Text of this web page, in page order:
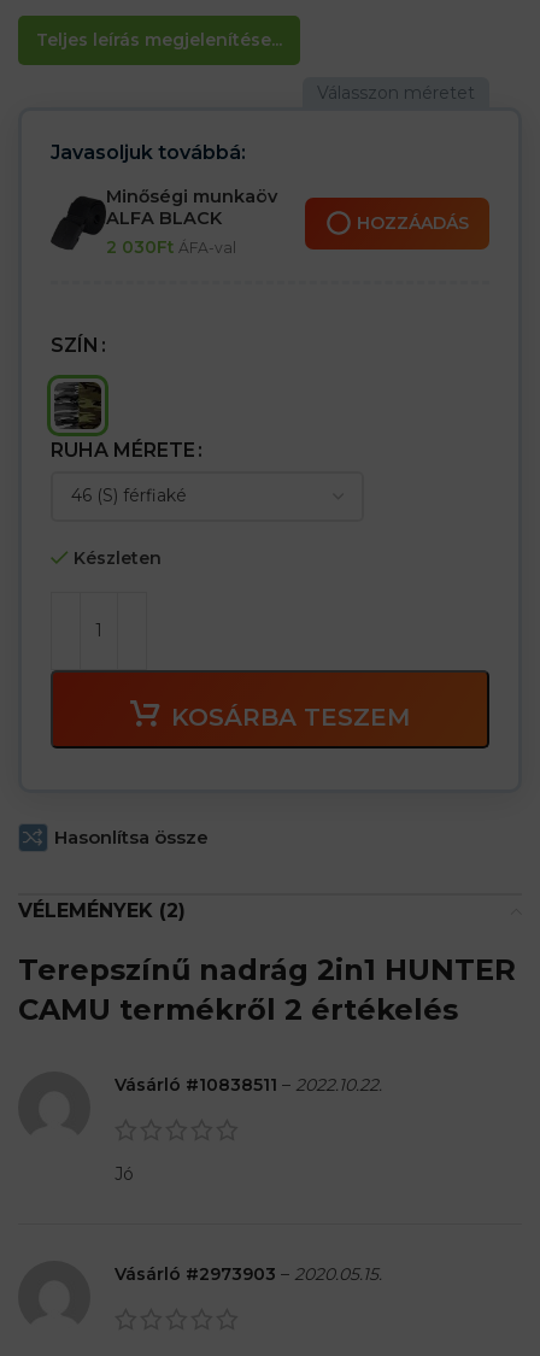
Teljes leírás megjelenítése...
Jellemzők:
– Lehetőség van a nadrág alsó részének kicipzározására a 3/4-es
– Ideális erdészeknek és halászoknak
Az öv nem része a csomagnak (külön kell megrendelni)
Javasoljuk továbbá:
Minőségi munkaöv
ALFA BLACK
2 030Ft ÁFA-val
HOZZÁADÁS
SZÍN
RUHA MÉRETE
Készleten
KOSÁRBA TESZEM
Hasonlítsa össze
VÉLEMÉNYEK (2)
Terepszínű nadrág 2in1 HUNTER
CAMU termékről 2 értékelés
Vásárló #10838511 – 2022.10.22.
Jó
Vásárló #2973903 – 2020.05.15.